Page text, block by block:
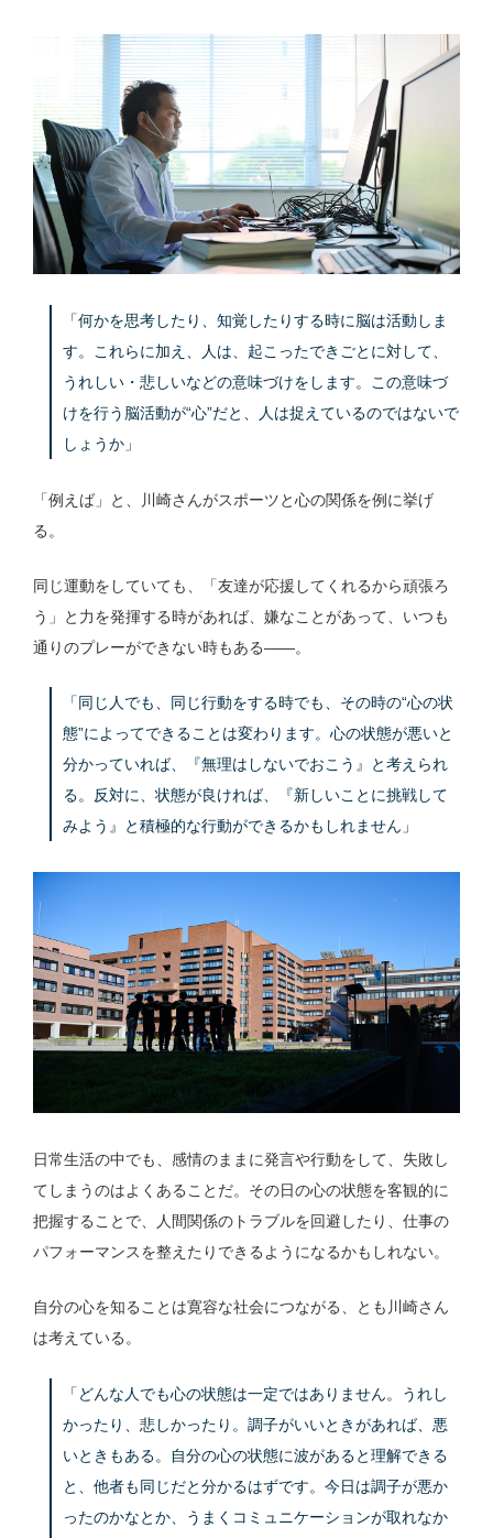
「何かを思考したり、知覚したりする時に脳は活動しま
す。これらに加え、人は、起こったできごとに対して、
うれしい・悲しいなどの意味づけをします。この意味づ
けを行う脳活動が“心”だと、人は捉えているのではないで
しょうか」
「例えば」と、川崎さんがスポーツと心の関係を例に挙げ
る。
同じ運動をしていても、「友達が応援してくれるから頑張ろ
う」と力を発揮する時があれば、嫌なことがあって、いつも
通りのプレーができない時もある——。
「同じ人でも、同じ行動をする時でも、その時の“心の状
態”によってできることは変わります。心の状態が悪いと
分かっていれば、『無理はしないでおこう』と考えられ
る。反対に、状態が良ければ、『新しいことに挑戦して
みよう』と積極的な行動ができるかもしれません」
日常生活の中でも、感情のままに発言や行動をして、失敗し
てしまうのはよくあることだ。その日の心の状態を客観的に
把握することで、人間関係のトラブルを回避したり、仕事の
パフォーマンスを整えたりできるようになるかもしれない。
自分の心を知ることは寛容な社会につながる、とも川崎さん
は考えている。
「どんな人でも心の状態は一定ではありません。うれし
かったり、悲しかったり。調子がいいときがあれば、悪
いときもある。自分の心の状態に波があると理解できる
と、他者も同じだと分かるはずです。今日は調子が悪か
ったのかなとか、うまくコミュニケーションが取れなか